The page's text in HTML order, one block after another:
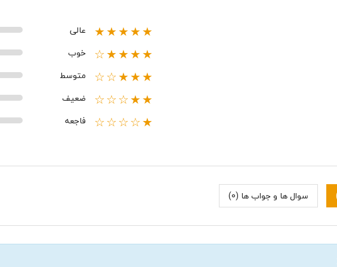
★★★★★ عالی
★★★★☆ خوب
★★★☆☆ متوسط
★★☆☆☆ ضعیف
★☆☆☆☆ فاجعه
سوال ها و جواب ها (0)